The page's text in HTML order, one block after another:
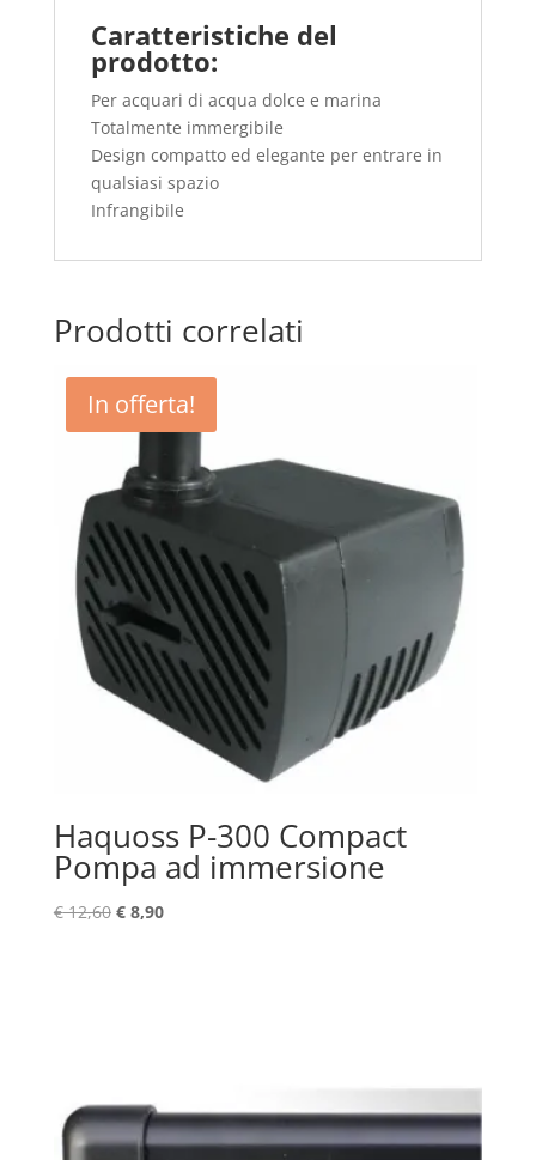
Caratteristiche del
prodotto:
Per acquari di acqua dolce e marina
Totalmente immergibile
Design compatto ed elegante per entrare in
qualsiasi spazio
Infrangibile
Prodotti correlati
In offerta!
Haquoss P-300 Compact
Pompa ad immersione
€12,60 Il
€8,90Il